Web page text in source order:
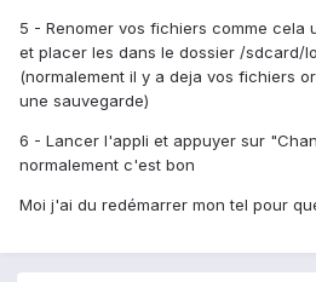
5 - Renomer vos fichiers comme cela
et placer les dans le dossier /sdcard/
(normalement il y a deja vos fichiers
une sauvegarde)
6 - Lancer l'appli et appuyer sur
normalement c'est bon
Moi j'ai du redémarrer mon tel pour